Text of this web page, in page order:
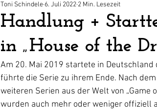
Home Entertainment Essay
Handlung +
in „House of the
Toni Schindele 6. Juli 2022 2 Min. Lesezeit
Am 20. Mai 2019 startete in Deutschland
führte die Serie zu ihrem Ende. Nach
weiteren Serien aus der Welt von
wurden auch mehr oder weniger offiziell